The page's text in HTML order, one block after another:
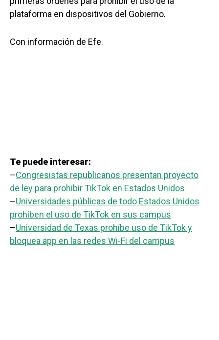
plataforma en dispositivos del Gobierno.
Con información de Efe.
Te puede interesar:
–Congresistas republicanos presentan proyecto
de ley para prohibir TikTok en Estados Unidos
–Universidades públicas de todo Estados Unidos
prohíben el uso de TikTok en sus campus
–Universidad de Texas prohíbe uso de TikTok y
bloquea app en las redes Wi-Fi del campus